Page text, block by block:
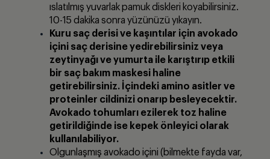
ıslatılmış yuvarlak pamuk diskleri koyabilirsiniz.
10-15 dakika sonra yüzünüzü yıkayın.
Kuru saç derisi ve kaşıntılar için avokado
içini saç derisine yedirebilirsiniz veya
zeytinyağı ve yumurta ile karıştırıp etkili
bir saç bakım maskesi haline
getirebilirsiniz. İçindeki amino asitler ve
proteinler cildinizi onarıp besleyecektir.
Avokado tohumları ezilerek toz haline
getirildiğinde ise kepek önleyici olarak
kullanılabiliyor.
Olgunlaşmış avokado içini (bilmekte fayda var,